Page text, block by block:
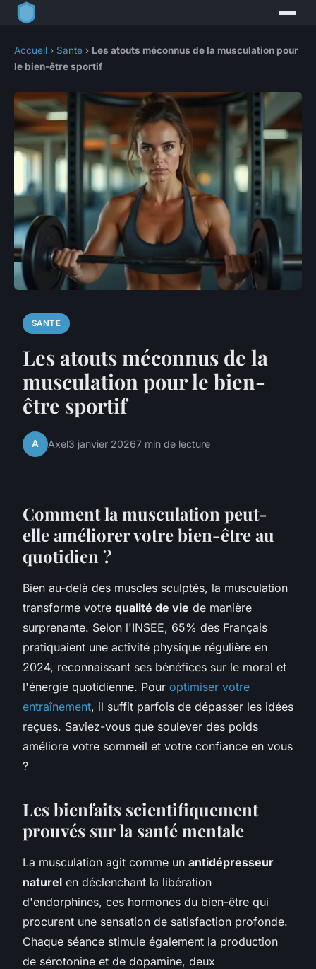
Accueil › Sante › Les atouts méconnus de la musculation pour
le bien-être sportif
SANTE
Les atouts méconnus de la
musculation pour le bien-
être sportif
A Axel3 janvier 20267 min de lecture
Comment la musculation peut-
elle améliorer votre bien-être au
quotidien ?
Bien au-delà des muscles sculptés, la musculation
transforme votre qualité de vie de manière
surprenante. Selon l'INSEE, 65% des Français
pratiquaient une activité physique régulière en
2024, reconnaissant ses bénéfices sur le moral et
l'énergie quotidienne. Pour optimiser votre
entraînement, il suffit parfois de dépasser les idées
reçues. Saviez-vous que soulever des poids
améliore votre sommeil et votre confiance en vous
?
Les bienfaits scientifiquement
prouvés sur la santé mentale
La musculation agit comme un antidépresseur
naturel en déclenchant la libération
d'endorphines, ces hormones du bien-être qui
procurent une sensation de satisfaction profonde.
Chaque séance stimule également la production
de sérotonine et de dopamine, deux